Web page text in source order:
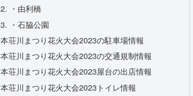
・由利橋
・石脇公園
本荘川まつり花火大会2023の駐車場情報
本荘川まつり花火大会2023の交通規制情報
本荘川まつり花火大会2023屋台の出店情報
本荘川まつり花火大会2023トイレ情報